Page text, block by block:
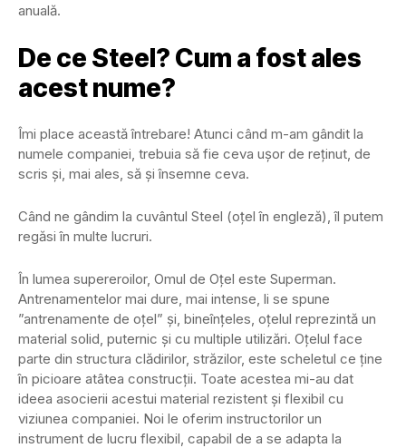
anuală.
De ce Steel? Cum a fost ales
acest nume?
Îmi place această întrebare! Atunci când m-am gândit la
numele companiei, trebuia să fie ceva ușor de reținut, de
scris și, mai ales, să și însemne ceva.
Când ne gândim la cuvântul Steel (oțel în engleză), îl putem
regăsi în multe lucruri.
În lumea supereroilor, Omul de Oțel este Superman.
Antrenamentelor mai dure, mai intense, li se spune
”antrenamente de oțel” și, bineînțeles, oțelul reprezintă un
material solid, puternic și cu multiple utilizări. Oțelul face
parte din structura clădirilor, străzilor, este scheletul ce ține
în picioare atâtea construcții. Toate acestea mi-au dat
ideea asocierii acestui material rezistent și flexibil cu
viziunea companiei. Noi le oferim instructorilor un
instrument de lucru flexibil, capabil de a se adapta la